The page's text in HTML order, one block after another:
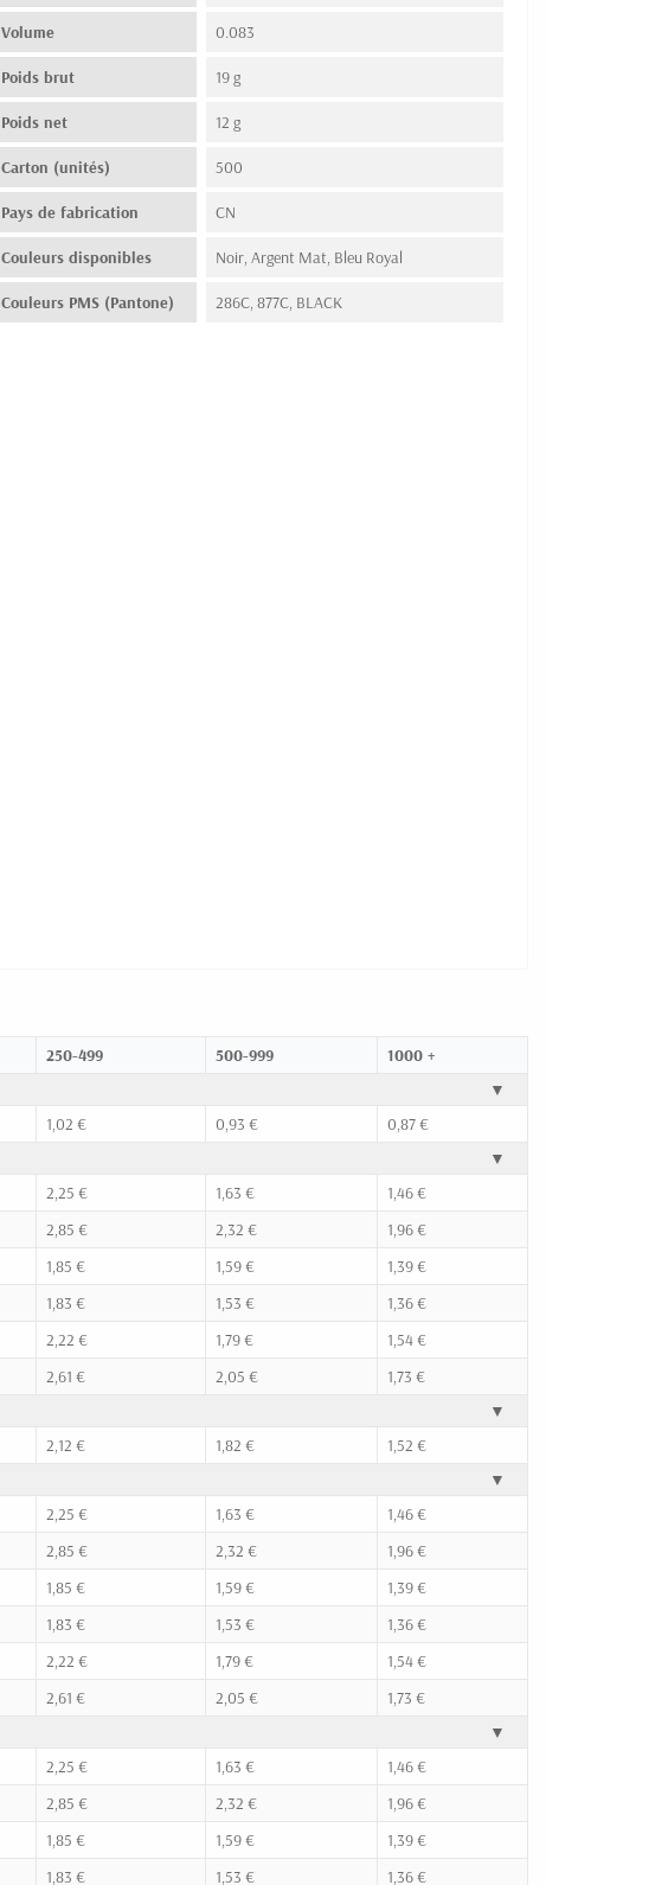
Volume 0.083
Poids brut 19 g
Poids net 12 g
Carton (unités) 500
Pays de fabrication CN
Couleurs disponibles Noir, Argent Mat, Bleu Royal
Couleurs PMS (Pantone) 286C, 877C, BLACK
250-499 500-999
1000 +
▼
1,02 € 0,93 €
0,87 €
▼
2,25 € 1,63 €
1,46 €
2,85 € 2,32 €
1,96 €
1,85 € 1,59 €
1,39 €
1,83 € 1,53 €
1,36 €
2,22 € 1,79 €
1,54 €
2,61 € 2,05 €
1,73 €
▼
2,12 € 1,82 €
1,52 €
▼
2,25 € 1,63 €
1,46 €
2,85 € 2,32 €
1,96 €
1,85 € 1,59 €
1,39 €
1,83 € 1,53 €
1,36 €
2,22 € 1,79 €
1,54 €
2,61 € 2,05 €
1,73 €
▼
2,25 € 1,63 €
1,46 €
2,85 € 2,32 €
1,96 €
1,85 € 1,59 €
1,39 €
1,83 € 1,53 € 1,36 €